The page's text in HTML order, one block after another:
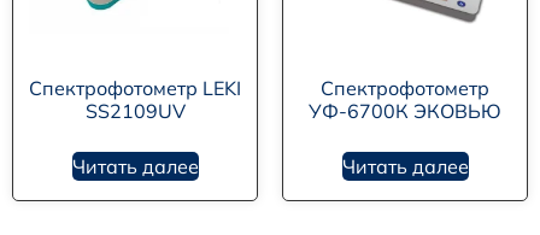
Спектрофотометр LEKI
SS2109UV
Читать далее
Спектрофотометр
УФ-6700К ЭКОВЬЮ
Читать далее